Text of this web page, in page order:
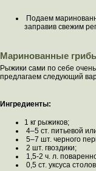
Подаем
заправив свежим
Маринованные
Рыжики сами по себе
предлагаем следующий
Ингредиенты:
1 кг рыжиков;
4–5 ст. питьевой
5–7 шт. черного
2 шт. гвоздики;
1,5-2 ч. л.
0,5 ст. уксуса